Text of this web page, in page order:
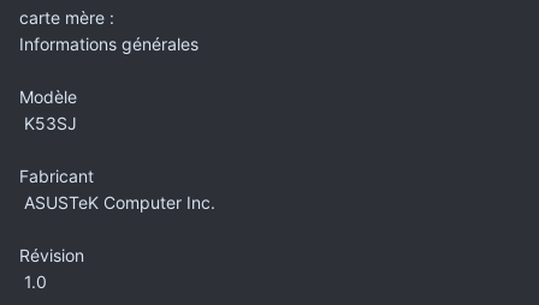
carte mère :
Informations générales
Modèle
K53SJ
Fabricant
ASUSTeK Computer Inc.
Révision
1.0